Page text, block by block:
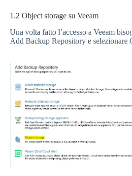
1.2 Object storage su Veeam
Una volta fatto l’accesso a Veeam
Add Backup Repository e selezionare